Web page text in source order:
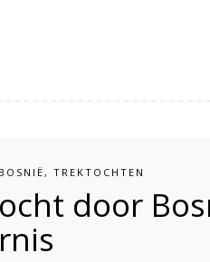
BOSNIË, TREKTOCHTEN
door